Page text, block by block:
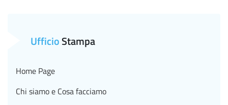
UfficioStampa
Home Page
Chi siamo e Cosa facciamo